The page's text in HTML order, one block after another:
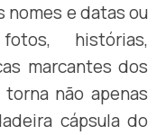
nomes e datas ou
histórias,
marcantes dos
não apenas
cápsula do